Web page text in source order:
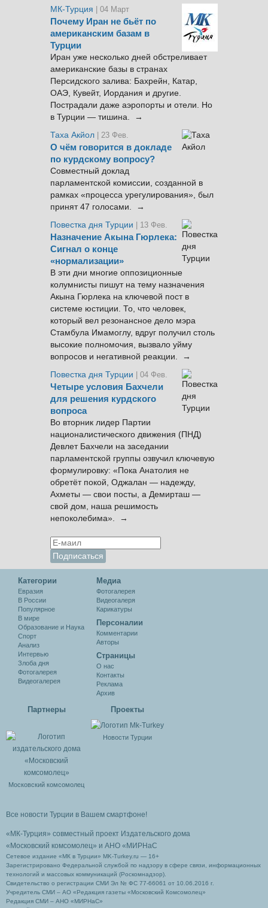
МК-Турция
| 04 Март
Почему Иран не бьёт по
американским базам в
Турции
Иран уже несколько дней обстреливает
американские базы в странах
Персидского залива: Бахрейн, Катар,
ОАЭ, Кувейт, Иордания и другие.
Пострадали даже аэропорты и отели. Но
в Турции — тишина. →
Таха Акйол | 23 Фев.
О чём говорится в докладе
по курдскому вопросу?
Совместный доклад
парламентской комиссии, созданной в
рамках «процесса урегулирования», был
принят 47 голосами. →
Повестка дня Турции
| 13 Фев.
Назначение Акына Гюрлека:
Сигнал о конце
«нормализации»
В эти дни многие оппозиционные
колумнисты пишут на тему назначения
Акына Гюрлека на ключевой пост в
системе юстиции. То, что человек,
который вел резонансное дело мэра
Стамбула Имамоглу, вдруг получил столь
высокие полномочия, вызвало уйму
вопросов и негативной реакции. →
Повестка дня Турции
| 04 Фев.
Четыре условия Бахчели
для решения курдского
вопроса
Во вторник лидер Партии
националистического движения (ПНД)
Девлет Бахчели на заседании
парламентской группы озвучил ключевую
формулировку: «Пока Анатолия не
обретёт покой, Оджалан — надежду,
Ахметы — свои посты, а Демирташ —
свой дом, наша решимость
непоколебима». →
Категории
Евразия
В России
Популярное
В мире
Образование и Наука
Спорт
Анализ
Интервью
Злоба дня
Фотогалерея
Видеогалерея
Медиа
Фотогалерея
Видеогалеря
Карикатуры
Персоналии
Комментарии
Авторы
Cтраницы
О нас
Контакты
Реклама
Архив
Партнеры
Московский комсомолец
Проекты
Новости Турции
Все новости Турции в Вашем смартфоне!
«МК-Турция» совместный проект Издательского дома
«Московский комсомолец» и АНО «МИРНаС
Сетевое издание «МК в Турции» MK-Turkey.ru — 16+
Зарегистрировано Федеральной службой по надзору в сфере связи, информационных
технологий и массовых коммуникаций (Роскомнадзор).
Свидетельство о регистрации СМИ Эл № ФС 77-66061 от 10.06.2016 г.
Учредитель СМИ – АО «Редакция газеты «Московский Комсомолец»
Редакция СМИ – АНО «МИРНаС»